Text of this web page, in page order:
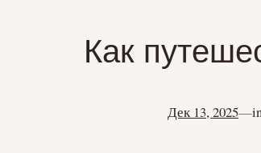
Как
Дек 13, 2025—